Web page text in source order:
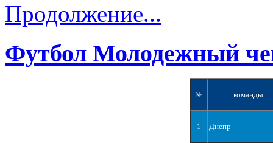
Продолжение...
Футбол Молодежный
№ команды
1 Днепр